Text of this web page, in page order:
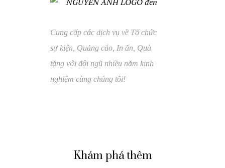
Cung cấp các dịch vụ về Tổ chức
sự kiện, Quảng cáo, In ấn, Quà
tặng với đội ngũ nhiều năm kinh
nghiệm cùng chúng tôi!
Khám phá thêm